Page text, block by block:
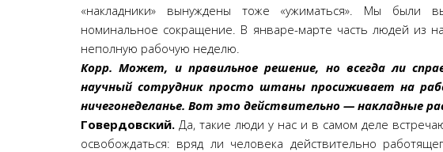
«накладники» вынуждены тоже «ужиматься». Мы были
номинальное сокращение. В январе-марте часть людей из
неполную рабочую неделю.
Корр. Может, и правильное решение, но всегда ли
научный сотрудник просто штаны просиживает на
ничегонеделанье. Вот это действительно — накладные
Говердовский. Да, такие люди у нас и в самом деле
освобождаться: вряд ли человека действительно